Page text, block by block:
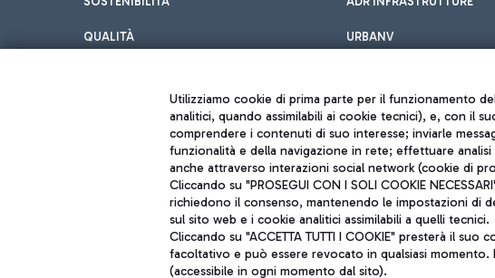
QUALITÀ URBANV
Aeroporti di Roma S.p.A. - Società soggetta a direzione e coordinamento di Mundys S.p.A.
Codice fiscale e Registro delle Imprese di Roma 13032990155 P. IVA 06572251004
Capitale sociale 62.224.743,00 int. vers.
Sede legale: Via Pier Paolo Racchetti 1 - 00054 Fiumicino (RM) telefono +39 06 65951
Utilizziamo cookie di prima parte per il funzionamento
analitici, quando assimilabili ai cookie tecnici), e, con il
comprendere i contenuti di suo interesse; inviarle
funzionalità e della navigazione in rete; effettuare
anche attraverso interazioni social network (cookie di
Cliccando su "PROSEGUI CON I SOLI COOKIE
richiedono il consenso, mantenendo le impostazioni di
sul sito web e i cookie analitici assimilabili a quelli tecnici.
Cliccando su "ACCETTA TUTTI I COOKIE" presterà il
facoltativo e può essere revocato in qualsiasi momento.
(accessibile in ogni momento dal sito).